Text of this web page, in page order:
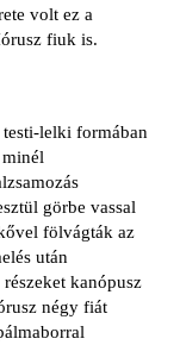
volt ez a
fiuk is.
lelki formában
görbe vassal
fölvágták az
után
kanópusz
négy fiát